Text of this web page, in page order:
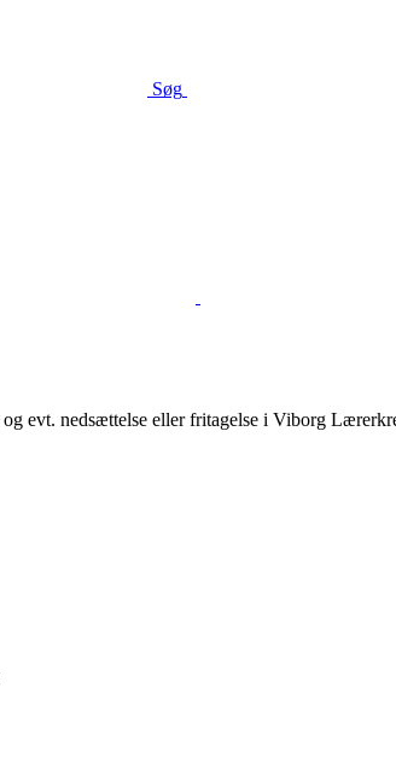
Søg
evt. nedsættelse eller fritagelse i Viborg